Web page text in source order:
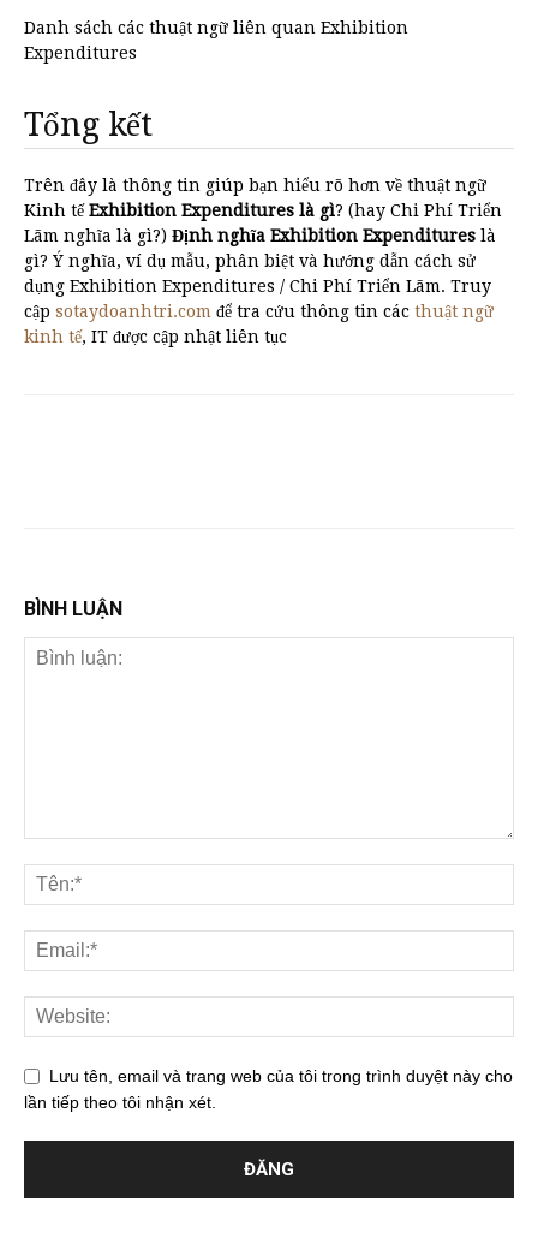
Danh sách các thuật ngữ liên quan Exhibition
Expenditures
Tổng kết
Trên đây là thông tin giúp bạn hiểu rõ hơn về thuật ngữ
Kinh tếExhibition Expenditures là gì? (hay Chi Phí Triển
Lãm nghĩa là gì?) Định nghĩa Exhibition Expenditures là
gì? Ý nghĩa, ví dụ mẫu, phân biệt và hướng dẫn cách sử
dụng Exhibition Expenditures / Chi Phí Triển Lãm. Truy
cập sotaydoanhtri.com để tra cứu thông tin các thuật ngữ
kinh tế, IT được cập nhật liên tục
BÌNH LUẬN
Lưu tên, email và trang web của tôi trong trình duyệt này cho
lần tiếp theo tôi nhận xét.